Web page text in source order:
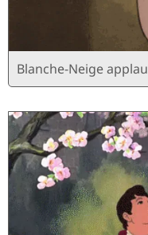
Blanche-Neige